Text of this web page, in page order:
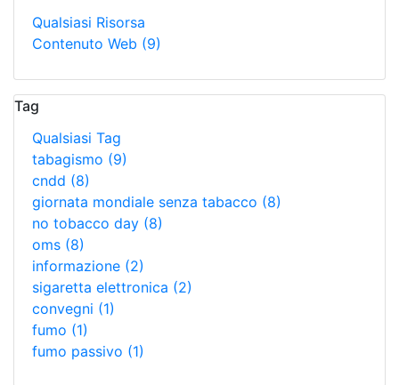
Qualsiasi Risorsa
Contenuto Web (9)
Tag
Qualsiasi Tag
tabagismo (9)
cndd (8)
giornata mondiale senza tabacco (8)
no tobacco day (8)
oms (8)
informazione (2)
sigaretta elettronica (2)
convegni (1)
fumo (1)
fumo passivo (1)